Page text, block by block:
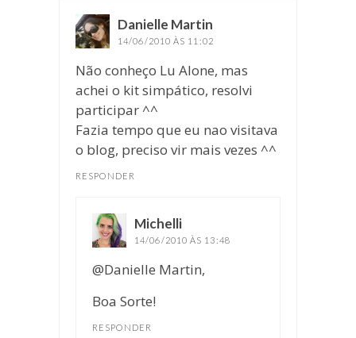
Danielle Martin
14/06/2010 ÀS 11:02
Não conheço Lu Alone, mas
achei o kit simpático, resolvi
participar ^^
Fazia tempo que eu nao visitava
o blog, preciso vir mais vezes ^^
RESPONDER
Michelli
14/06/2010 ÀS 13:48
@Danielle Martin,
Boa Sorte!
RESPONDER